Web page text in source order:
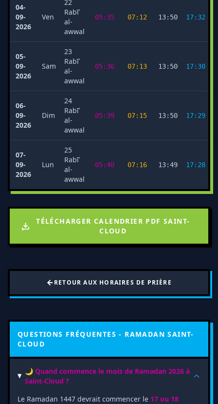
04-
09-
2026
Ven
22
Rabīʿ
al-
awwal
05:35 07:12 13:50 17:32
05-
09-
2026
Sam
23
Rabīʿ
al-
awwal
05:36 07:13 13:50 17:30
06-
09-
2026
Dim
24
Rabīʿ
al-
awwal
05:39 07:15 13:50 17:29
07-
09-
2026
Lun
25
Rabīʿ
al-
awwal
05:40 07:16 13:49 17:28
TÉLÉCHARGER CALENDRIER PDF SAINT-
CLOUD
RETOUR AUX HORAIRES DE PRIÈRE
QUESTIONS FRÉQUENTES - RAMADAN SAINT-
CLOUD
🌙 Quand commence le mois de Ramadan 2026 à
Saint-Cloud ?
Le Ramadan 1447 devrait commencer le 17 ou 18